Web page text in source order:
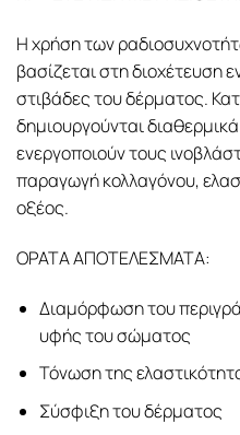
Η χρήση των
βασίζεται στη διοχέτευση
στιβάδες του δέρματος.
δημιουργούνται
ενεργοποιούν τους
παραγωγή κολλαγόνου,
οξέος.
ΟΡΑΤΑ ΑΠΟΤΕΛΕΣΜΑΤΑ:
Διαμόρφωση του
υφής του σώματος
Τόνωση της
Σύσφιξη του δέρματος